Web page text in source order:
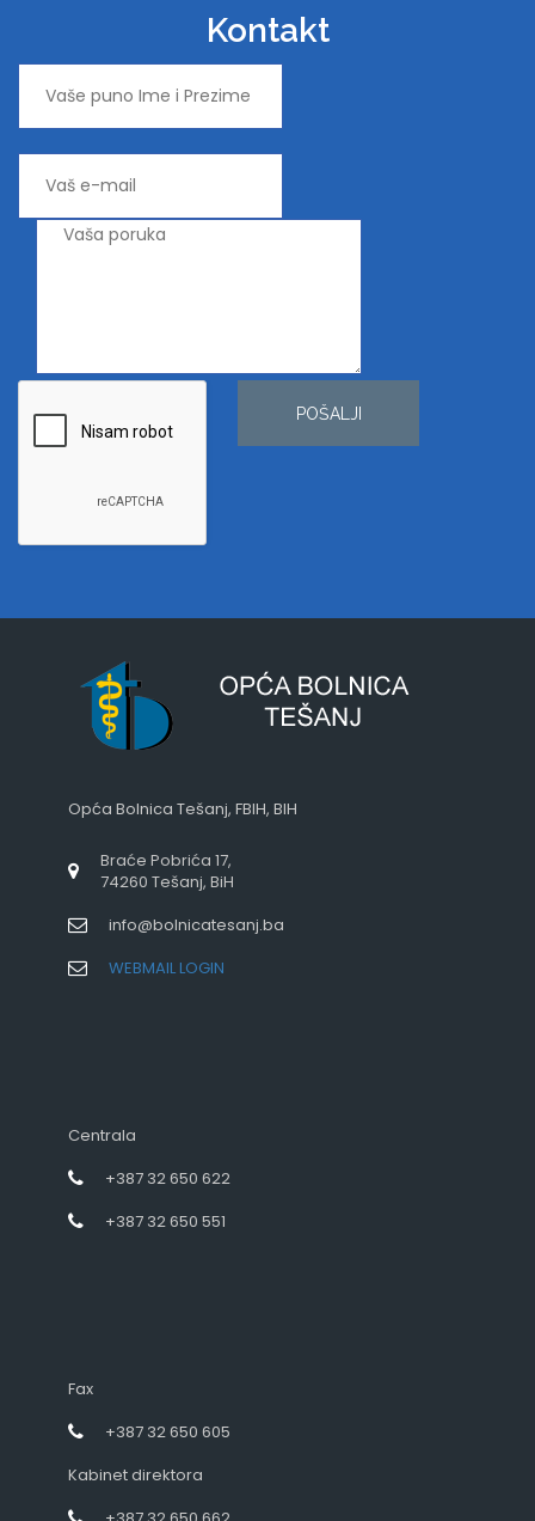
Kontakt
POŠALJI
Opća Bolnica Tešanj, FBIH, BIH
Braće Pobrića 17,
74260 Tešanj, BiH
info@bolnicatesanj.ba
WEBMAIL LOGIN
Centrala
+387 32 650 622
+387 32 650 551
Fax
+387 32 650 605
Kabinet direktora